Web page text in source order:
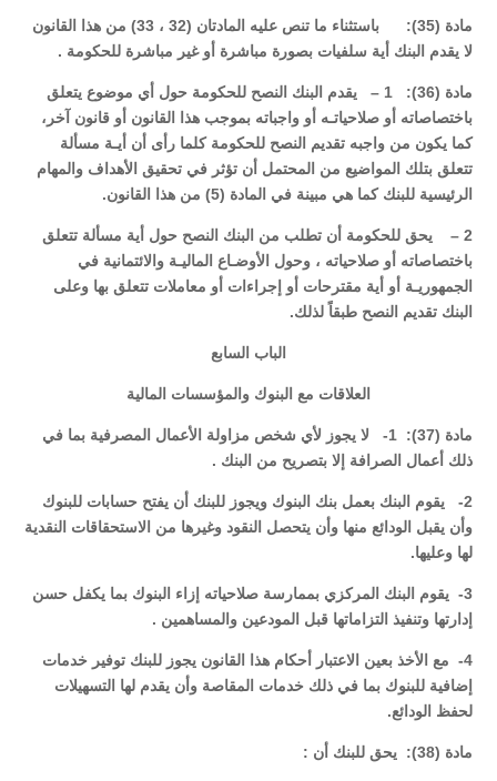
مادة (35): باستثناء ما تنص عليه المادتان (32 ، 33) من هذا القانون
لا يقدم البنك أية سلفيات بصورة مباشرة أو غير مباشرة للحكومة .
مادة (36): 1 – يقدم البنك النصح للحكومة حول أي موضوع يتعلق
باختصاصاته أو صلاحياتـه أو واجباته بموجب هذا القانون أو قانون آخر،
كما يكون من واجبه تقديم النصح للحكومة كلما رأى أن أيـة مسألة
تتعلق بتلك المواضيع من المحتمل أن تؤثر في تحقيق الأهداف والمهام
الرئيسية للبنك كما هي مبينة في المادة (5) من هذا القانون.
2 – يحق للحكومة أن تطلب من البنك النصح حول أية مسألة تتعلق
باختصاصاته أو صلاحياته ، وحول الأوضـاع الماليـة والائتمانية في
الجمهوريـة أو أية مقترحات أو إجراءات أو معاملات تتعلق بها وعلى
البنك تقديم النصح طبقاً لذلك.
الباب السابع
العلاقات مع البنوك والمؤسسات المالية
مادة (37): 1- لا يجوز لأي شخص مزاولة الأعمال المصرفية بما في
ذلك أعمال الصرافة إلا بتصريح من البنك .
2- يقوم البنك بعمل بنك البنوك ويجوز للبنك أن يفتح حسابات للبنوك
وأن يقبل الودائع منها وأن يتحصل النقود وغيرها من الاستحقاقات النقدية
لها وعليها.
3- يقوم البنك المركزي بممارسة صلاحياته إزاء البنوك بما يكفل حسن
إدارتها وتنفيذ التزاماتها قبل المودعين والمساهمين .
4- مع الأخذ بعين الاعتبار أحكام هذا القانون يجوز للبنك توفير خدمات
إضافية للبنوك بما في ذلك خدمات المقاصة وأن يقدم لها التسهيلات
لحفظ الودائع.
مادة (38): يحق للبنك أن :